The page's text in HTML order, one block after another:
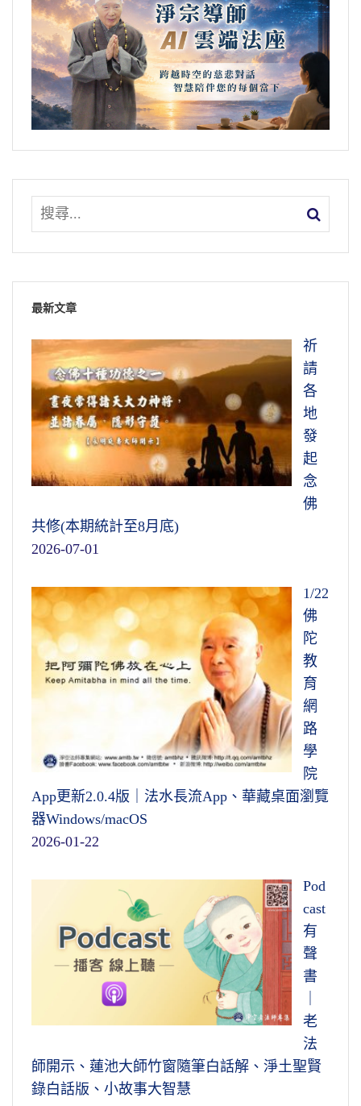
最新文章
祈
請
各
地
發
起
念
佛
共修(本期統計至8月底)
2026-07-01
1/22
佛
陀
教
育
網
路
學
院
App更新2.0.4版｜法水長流App、華藏桌面瀏覽
器Windows/macOS
2026-01-22
Pod
cast
有
聲
書
老
法
師開示、蓮池大師竹窗隨筆白話解、淨土聖賢
錄白話版、小故事大智慧